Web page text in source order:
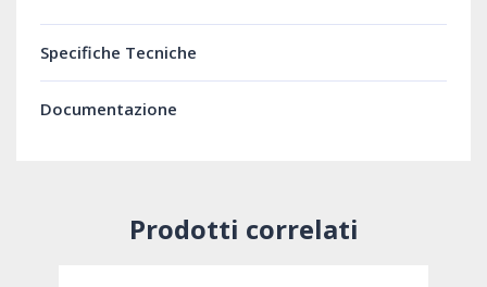
Specifiche Tecniche
Documentazione
Prodotti correlati